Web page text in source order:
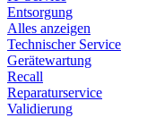
Entsorgung
Alles anzeigen
Technischer Service
Gerätewartung
Recall
Reparaturservice
Validierung